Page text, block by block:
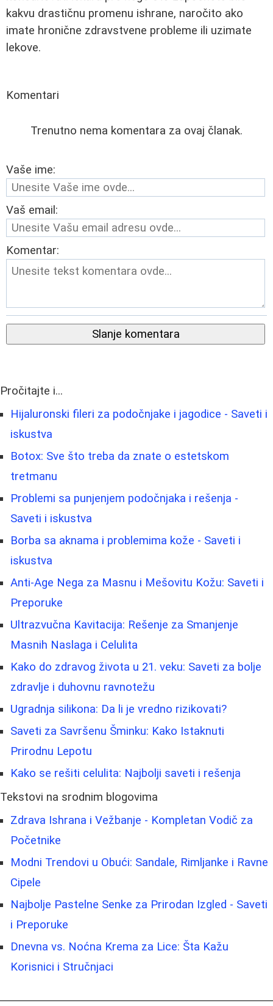
kakvu drastičnu promenu ishrane, naročito ako
imate hronične zdravstvene probleme ili uzimate
lekove.
Komentari
Trenutno nema komentara za ovaj članak.
Vaše ime:
Vaš email:
Komentar:
Slanje komentara
Pročitajte i...
Hijaluronski fileri za podočnjake i jagodice - Saveti i
iskustva
Botox: Sve što treba da znate o estetskom
tretmanu
Problemi sa punjenjem podočnjaka i rešenja -
Saveti i iskustva
Borbа sa aknama i problemima kože - Saveti i
iskustva
Anti-Age Nega za Masnu i Mešovitu Kožu: Saveti i
Preporuke
Ultrazvučna Kavitacija: Rešenje za Smanjenje
Masnih Naslaga i Celulita
Kako do zdravog života u 21. veku: Saveti za bolje
zdravlje i duhovnu ravnotežu
Ugradnja silikona: Da li je vredno rizikovati?
Saveti za Savršenu Šminku: Kako Istaknuti
Prirodnu Lepotu
Kako se rešiti celulita: Najbolji saveti i rešenja
Tekstovi na srodnim blogovima
Zdrava Ishrana i Vežbanje - Kompletan Vodič za
Početnike
Modni Trendovi u Obući: Sandale, Rimljanke i Ravne
Cipele
Najbolje Pastelne Senke za Prirodan Izgled - Saveti
i Preporuke
Dnevna vs. Noćna Krema za Lice: Šta Kažu
Korisnici i Stručnjaci